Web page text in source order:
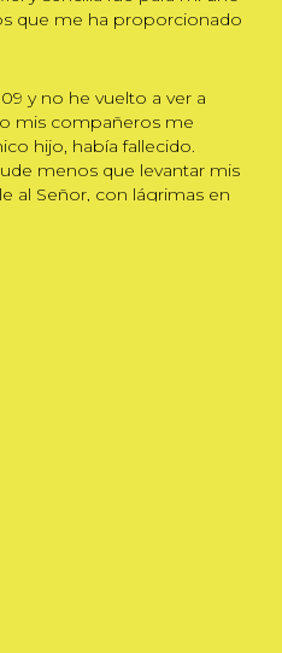
que me ha proporcionado
y no he vuelto a ver a
mis compañeros me
hijo, había fallecido.
menos que levantar mis
al Señor, con lágrimas en